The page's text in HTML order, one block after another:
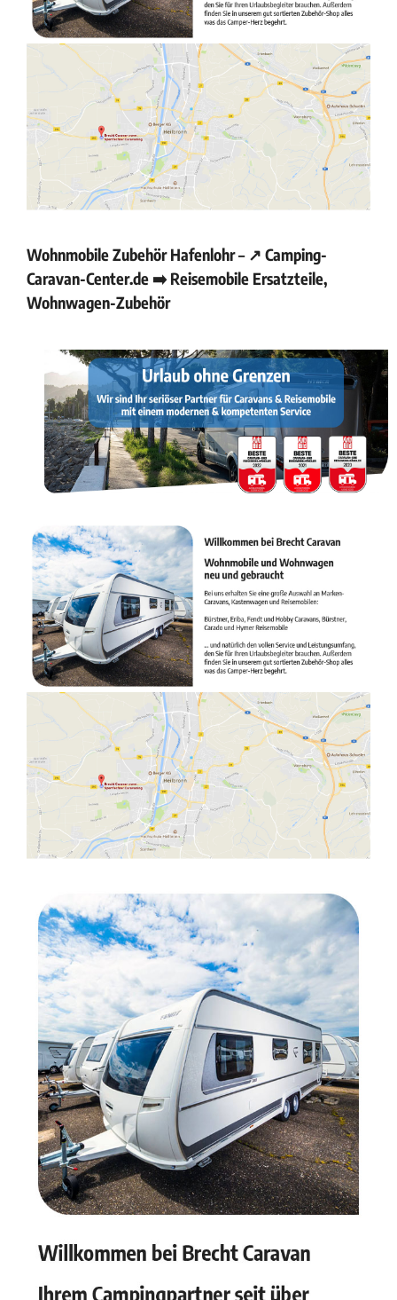
Wohnmobile Zubehör Hafenlohr – ↗️ Camping-
Caravan-Center.de ➡️ Reisemobile Ersatzteile,
Wohnwagen-Zubehör